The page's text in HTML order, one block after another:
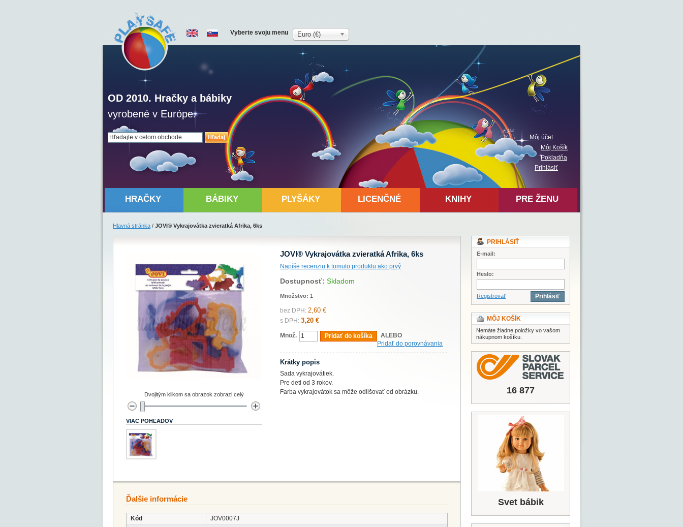
Hľadaj
OD 2010. Hračky a bábiky
vyrobené v Európe.
Môj účet
Môj Košík
Pokladňa
Prihlásiť
Vyberte svoju menu Euro (€)
HRAČKY BÁBIKY PLYŠÁKY LICENČNÉ KNIHY PRE ŽENU
Hlavná stránka / JOVI® Vykrajovátka zvieratká Afrika, 6ks
JOVI® Vykrajovátka zvieratká Afrika, 6ks
Napíše recenziu k tomuto produktu ako prvý
Dostupnosť: Skladom
Množstvo: 1
bez DPH: 2,60 €
s DPH: 3,20 €
Množ. Pridať do košíka
ALEBO
Pridať do porovnávania
Krátky popis
Sada vykrajovátiek.
Pre deti od 3 rokov.
Farba vykrajovátok sa môže odlišovať od obrázku.
Dvojitým klikom sa obrazok zobrazi celý
VIAC POHĽADOV
Ďalšie informácie
Kód
JOV0007J
PRIHLÁSIŤ
E-mail:
Heslo:
Registrovať Prihlásiť
MÔJ KOŠÍK
Nemáte žiadne položky vo vašom
nákupnom košíku.
16 877
Svet bábik